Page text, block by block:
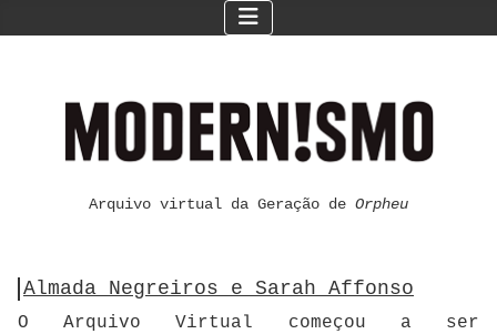
Arquivo virtual da Geração de Orpheu
Almada Negreiros e Sarah Affonso
O Arquivo Virtual começou a ser